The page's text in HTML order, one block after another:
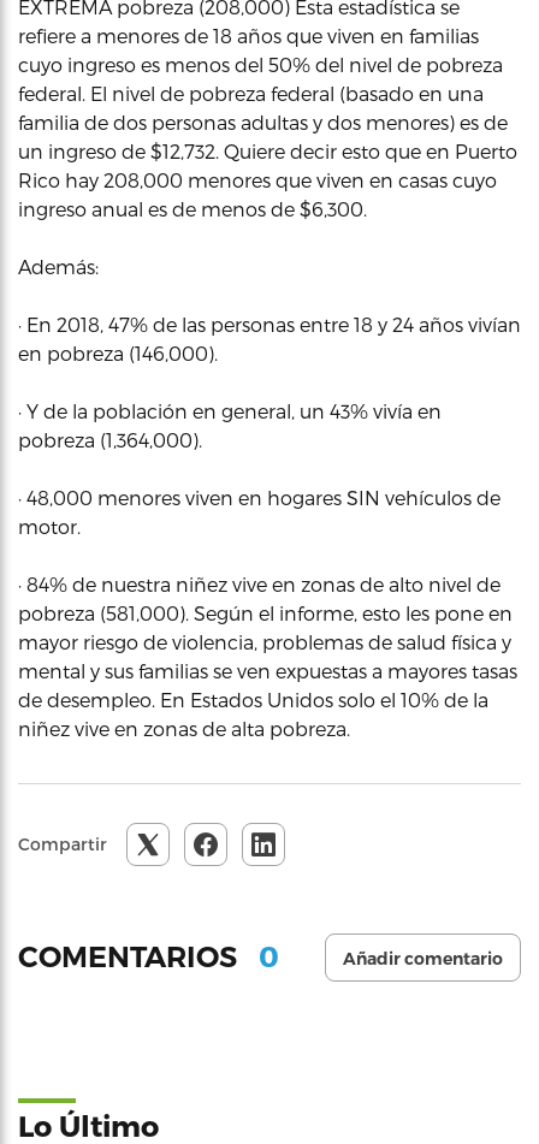
EXTREMA pobreza (208,000) Esta estadística se
refiere a menores de 18 años que viven en familias
cuyo ingreso es menos del 50% del nivel de pobreza
federal. El nivel de pobreza federal (basado en una
familia de dos personas adultas y dos menores) es de
un ingreso de $12,732. Quiere decir esto que en Puerto
Rico hay 208,000 menores que viven en casas cuyo
ingreso anual es de menos de $6,300.
Además:
· En 2018, 47% de las personas entre 18 y 24 años vivían
en pobreza (146,000).
· Y de la población en general, un 43% vivía en
pobreza (1,364,000).
· 48,000 menores viven en hogares SIN vehículos de
motor.
· 84% de nuestra niñez vive en zonas de alto nivel de
pobreza (581,000). Según el informe, esto les pone en
mayor riesgo de violencia, problemas de salud física y
mental y sus familias se ven expuestas a mayores tasas
de desempleo. En Estados Unidos solo el 10% de la
niñez vive en zonas de alta pobreza.
Compartir
COMENTARIOS 0 Añadir comentario
Lo Último